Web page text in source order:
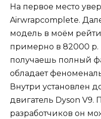
На первое место
Airwrapcomplete.
модель в моём
примерно в 82000 р.
получаешь полный
обладает
Внутри установлен
двигатель Dyson V9.
разработчиков он